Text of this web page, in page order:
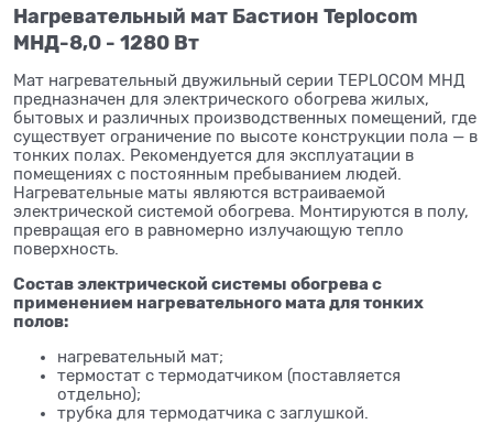
Нагревательный мат Бастион Teplocom
МНД-8,0 - 1280 Вт
Мат нагревательный двужильный серии TEPLOCOM МНД
предназначен для электрического обогрева жилых,
бытовых и различных производственных помещений, где
существует ограничение по высоте конструкции пола — в
тонких полах. Рекомендуется для эксплуатации в
помещениях с постоянным пребыванием людей.
Нагревательные маты являются встраиваемой
электрической системой обогрева. Монтируются в полу,
превращая его в равномерно излучающую тепло
поверхность.
Состав электрической системы обогрева с
применением нагревательного мата для тонких
полов:
нагревательный мат;
термостат с термодатчиком (поставляется
отдельно);
трубка для термодатчика с заглушкой.